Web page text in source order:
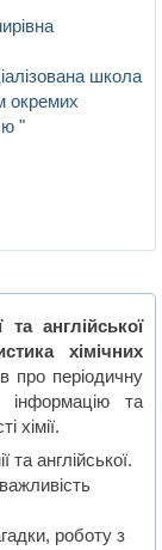
школа
окремих
"
та англійської
хімічних
про періодичну
інформацію та
хімії.
та англійської.
роботу з